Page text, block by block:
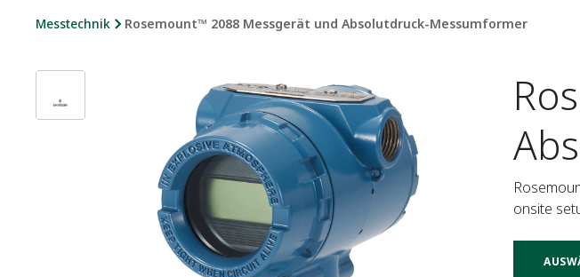
Messtechnik Rosemount™ 2088 Messgerät und Absolutdruck-Messumformer
onsite